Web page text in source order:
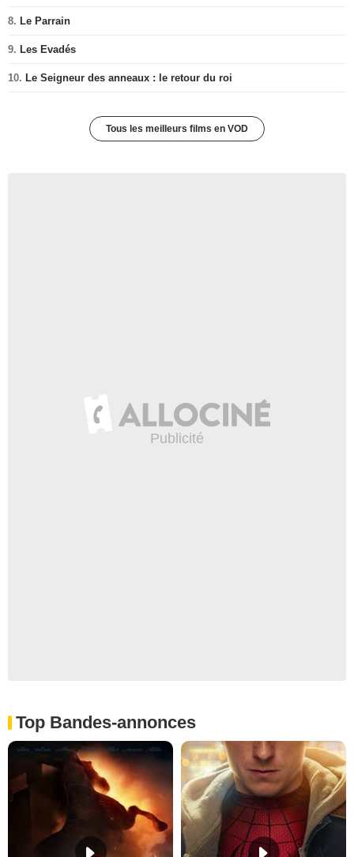
8. Le Parrain
9. Les Evadés
10. Le Seigneur des anneaux : le retour du roi
Tous les meilleurs films en VOD
Top Bandes-annonces